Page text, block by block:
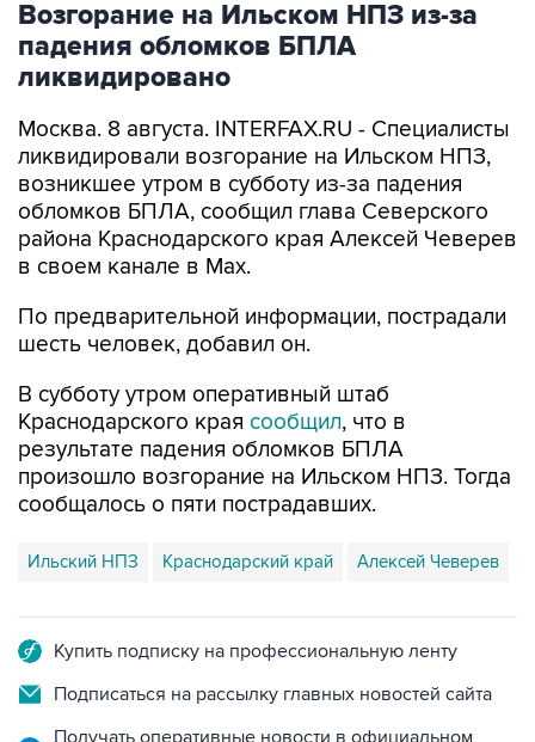
ликвидировано
Москва. 8 августа. INTERFAX.RU - Специалисты
возникшее утром в субботу из-за падения
обломков БПЛА, сообщил глава Северского
района Краснодарского края Алексей Чеверев
в своем канале в Max.
По предварительной информации, пострадали
В субботу утром оперативный штаб
результате падения обломков БПЛА
произошло возгорание на Ильском НПЗ. Тогда
сообщалось о пяти пострадавших.
Ильский НПЗ Краснодарский край Алексей Чеверев
Подписаться на рассылку главных новостей сайта
Получать оперативные новости в официальном